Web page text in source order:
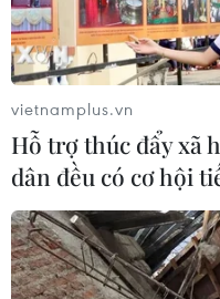
vietnamplus.vn
Hỗ trợ thúc đẩy xã
dân đều có cơ hội